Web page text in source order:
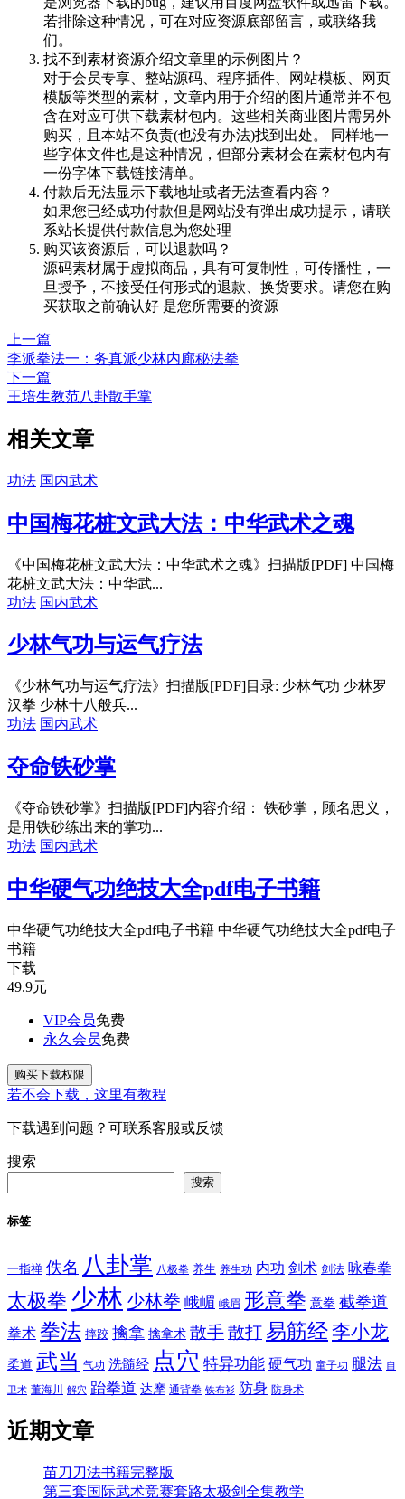
若排除这种情况，可在对应资源底部留言，或联络我
们。
找不到素材资源介绍文章里的示例图片？
对于会员专享、整站源码、程序插件、网站模板、网页
模版等类型的素材，文章内用于介绍的图片通常并不包
含在对应可供下载素材包内。这些相关商业图片需另外
购买，且本站不负责(也没有办法)找到出处。 同样地一
些字体文件也是这种情况，但部分素材会在素材包内有
一份字体下载链接清单。
付款后无法显示下载地址或者无法查看内容？
如果您已经成功付款但是网站没有弹出成功提示，请联
系站长提供付款信息为您处理
购买该资源后，可以退款吗？
源码素材属于虚拟商品，具有可复制性，可传播性，一
旦授予，不接受任何形式的退款、换货要求。请您在购
买获取之前确认好 是您所需要的资源
上一篇
李派拳法一：务真派少林内廊秘法拳
下一篇
王培生教范八卦散手掌
相关文章
功法 国内武术
中国梅花桩文武大法：中华武术之魂
《中国梅花桩文武大法：中华武术之魂》扫描版[PDF] 中国梅
花桩文武大法：中华武...
功法 国内武术
少林气功与运气疗法
《少林气功与运气疗法》扫描版[PDF]目录: 少林气功 少林罗
汉拳 少林十八般兵...
功法 国内武术
夺命铁砂掌
《夺命铁砂掌》扫描版[PDF]内容介绍： 铁砂掌，顾名思义，
是用铁砂练出来的掌功...
功法 国内武术
中华硬气功绝技大全pdf电子书籍
中华硬气功绝技大全pdf电子书籍 中华硬气功绝技大全pdf电子
书籍
下载
49.9元
VIP会员免费
永久会员免费
购买下载权限
若不会下载，这里有教程
下载遇到问题？可联系客服或反馈
搜索
搜索
标签
一指禅 佚名 八卦掌 八极拳 养生 养生功 内功 剑术 剑法 咏春拳
太极拳 少林 少林拳 峨嵋 峨眉 形意拳 意拳 截拳道
拳术 拳法 摔跤 擒拿 擒拿术 散手散打易筋经李小龙
柔道 武当 气功 洗髓经 点穴 特异功能 硬气功 童子功 腿法 自
卫术 董海川 解穴 跆拳道 达摩 通背拳 铁布衫 防身 防身术
近期文章
苗刀刀法书籍完整版
第三套国际武术竞赛套路太极剑全集教学